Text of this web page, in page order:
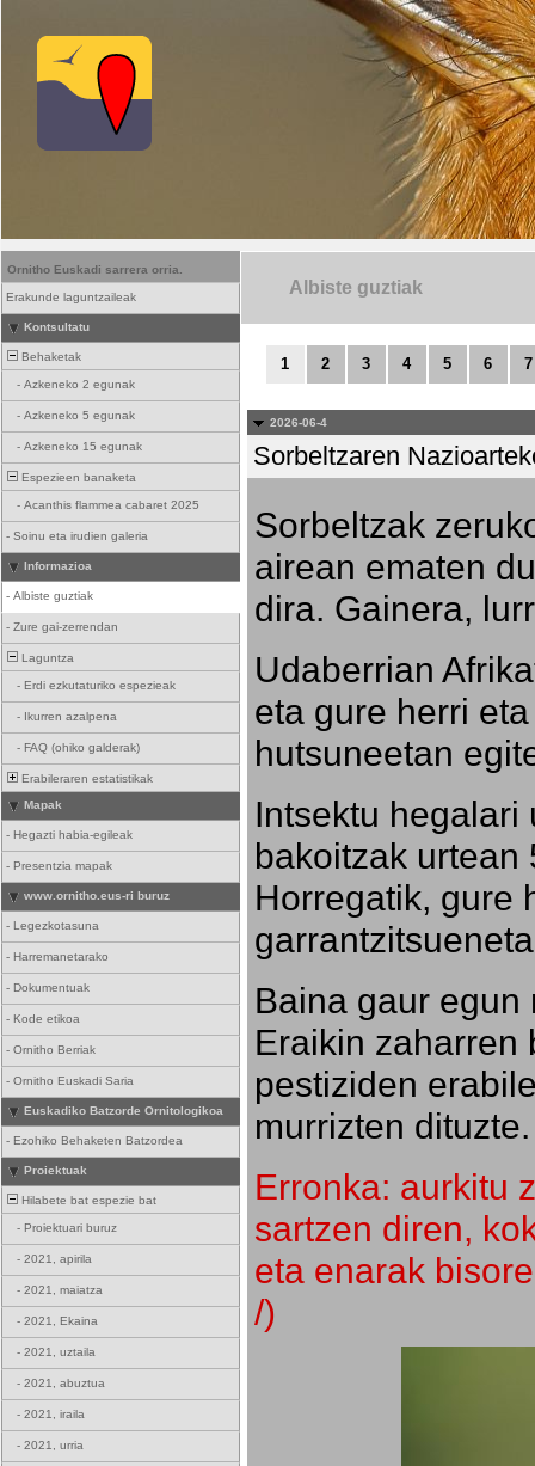
Ornitho Euskadi sarrera orria.
Erakunde laguntzaileak
Kontsultatu
Behaketak
- Azkeneko 2 egunak
- Azkeneko 5 egunak
- Azkeneko 15 egunak
Espezieen banaketa
- Acanthis flammea cabaret 2025
- Soinu eta irudien galeria
Informazioa
- Albiste guztiak
- Zure gai-zerrendan
Laguntza
- Erdi ezkutaturiko espezieak
- Ikurren azalpena
- FAQ (ohiko galderak)
Erabileraren estatistikak
Mapak
- Hegazti habia-egileak
- Presentzia mapak
www.ornitho.eus-ri buruz
- Legezkotasuna
- Harremanetarako
- Dokumentuak
- Kode etikoa
- Ornitho Berriak
- Ornitho Euskadi Saria
Euskadiko Batzorde Ornitologikoa
- Ezohiko Behaketen Batzordea
Proiektuak
Hilabete bat espezie bat
- Proiektuari buruz
- 2021, apirila
- 2021, maiatza
- 2021, Ekaina
- 2021, uztaila
- 2021, abuztua
- 2021, iraila
- 2021, urria
Albiste guztiak
1 2 3 4 5 6 7
2026-06-4
Sorbeltzaren
Sorbeltzak
airean ematen
dira. Gainera,
Udaberrian
eta gure herri
hutsuneetan
Intsektu hegalari
bakoitzak urtean
Horregatik, gure
Baina gaur egun
Eraikin zaharren
pestiziden
murrizten dituzte.
Erronka: aurkitu
sartzen diren,
eta enarak
/)